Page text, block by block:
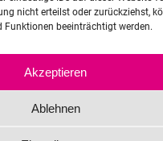
nicht erteilst oder zurückziehst,
Funktionen beeinträchtigt werden.
Akzeptieren
Ablehnen